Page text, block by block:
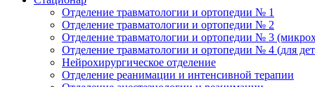
Отделение травматологии и ортопедии № 1
Отделение травматологии и ортопедии № 2
Отделение травматологии и ортопедии № 3
Отделение травматологии и ортопедии № 4 (для
Нейрохирургическое отделение
Отделение реанимации и интенсивной терапии